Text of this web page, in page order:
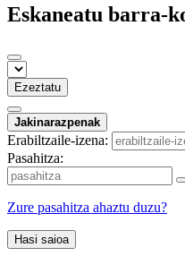
Eskaneatu barra-
Ezeztatu
Jakinarazpenak
Erabiltzaile-izena:
Pasahitza:
Zure pasahitza ahaztu duzu?
Hasi saioa